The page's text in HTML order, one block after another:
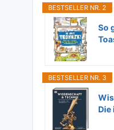
BESTSELLER NR. 2
So
BESTSELLER NR. 3
Die